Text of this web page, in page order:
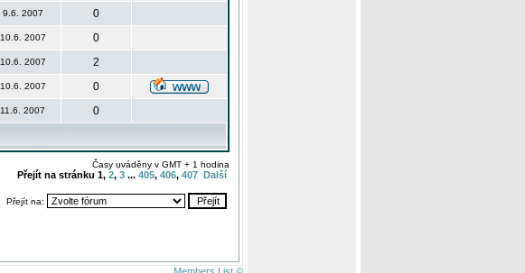
9.6. 2007
0
10.6. 2007
0
10.6. 2007
2
10.6. 2007
0
11.6. 2007 0
Časy uváděny v GMT + 1 hodina
Přejít na stránku 1, 2, 3 ... 405, 406, 407 Další
Přejít na: